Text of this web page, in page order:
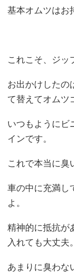
基本オムツはお
これこそ、ジッ
お出かけしたの
て替えてオムツ
いつもようにビ
インです。
これで本当に臭
車の中に充満し
よ。
精神的に抵抗が
入れても大丈夫。
あまりに臭わな